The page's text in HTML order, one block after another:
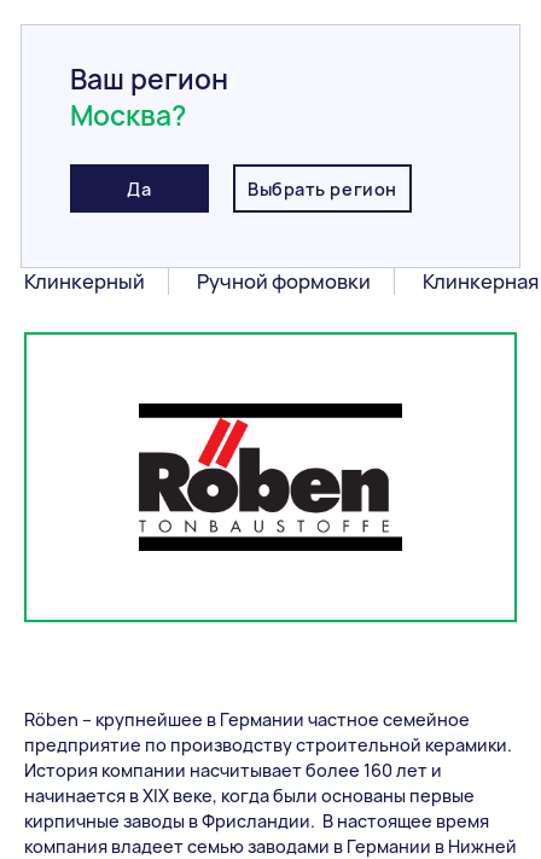
Ваш регион
Москва?
Да Выбрать регион
Главная / Информация
Röben
Клинкерный
Ручной формовки
Röben – крупнейшее в Германии частное семейное
предприятие по производству строительной керамики.
История компании насчитывает более 160 лет и
начинается в ХIХ веке, когда были основаны первые
кирпичные заводы в Фрисландии. В настоящее время
компания владеет семью заводами в Германии в Нижней